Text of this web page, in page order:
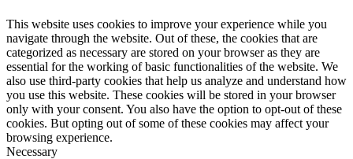
This website uses cookies to improve your experience while you
navigate through the website. Out of these, the cookies that are
categorized as necessary are stored on your browser as they are
essential for the working of basic functionalities of the website. We
also use third-party cookies that help us analyze and understand how
you use this website. These cookies will be stored in your browser
only with your consent. You also have the option to opt-out of these
cookies. But opting out of some of these cookies may affect your
browsing experience.
Necessary